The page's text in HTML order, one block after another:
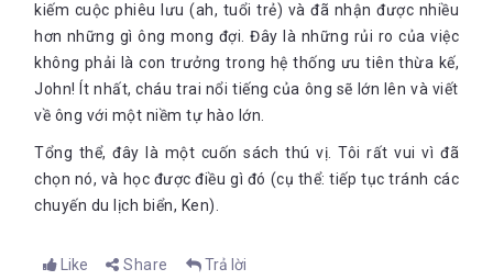
kiếm cuộc phiêu lưu (ah, tuổi trẻ) và đã nhận được nhiều
hơn những gì ông mong đợi. Đây là những rủi ro của việc
không phải là con trưởng trong hệ thống ưu tiên thừa kế,
John! Ít nhất, cháu trai nổi tiếng của ông sẽ lớn lên và viết
về ông với một niềm tự hào lớn.
Tổng thể, đây là một cuốn sách thú vị. Tôi rất vui vì đã
chọn nó, và học được điều gì đó (cụ thể: tiếp tục tránh các
chuyến du lịch biển, Ken).
Like Share Trả lời